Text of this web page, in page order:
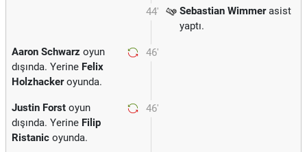
44' Sebastian Wimmerasist
yaptı.
46'
Aaron Schwarz oyun
dışında. Yerine Felix
Holzhackeroyunda.
46'
Justin Forst oyun
dışında. Yerine Filip
Ristanic oyunda.